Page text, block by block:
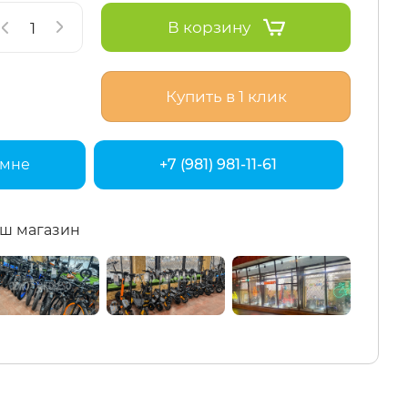
В корзину
Купить в 1 клик
+7 (981) 981-11-61
магазин